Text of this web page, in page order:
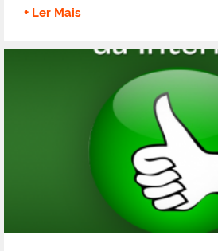
+ Ler Mais